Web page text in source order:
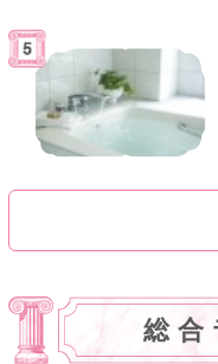
総合